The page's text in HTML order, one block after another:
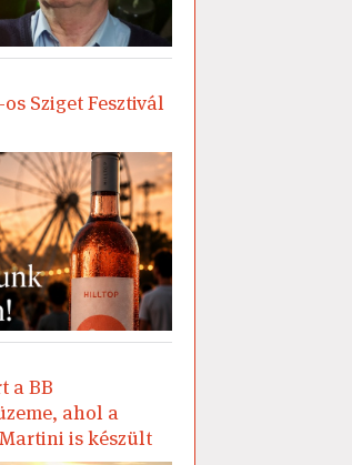
Sziget Fesztivál
a BB
ahol a
is készült